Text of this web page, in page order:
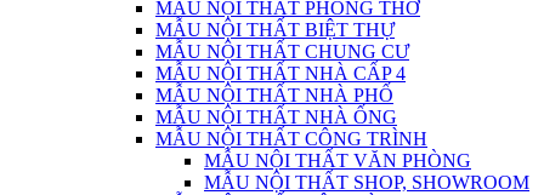
MẪU NỘI THẤT PHÒNG THỜ
MẪU NỘI THẤT BIỆT THỰ
MẪU NỘI THẤT CHUNG CƯ
MẪU NỘI THẤT NHÀ CẤP 4
MẪU NỘI THẤT NHÀ PHỐ
MẪU NỘI THẤT NHÀ ỐNG
MẪU NỘI THẤT CÔNG TRÌNH
MẪU NỘI THẤT VĂN PHÒNG
MẪU NỘI THẤT SHOP, SHOWROOM